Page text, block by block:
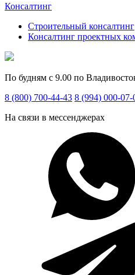
Консалтинг
Строительный консалтинг
Консалтинг проектных
По будням с 9.00 по
8 (800) 700-44-43 8 (994) 000-07-
На связи в мессенджерах